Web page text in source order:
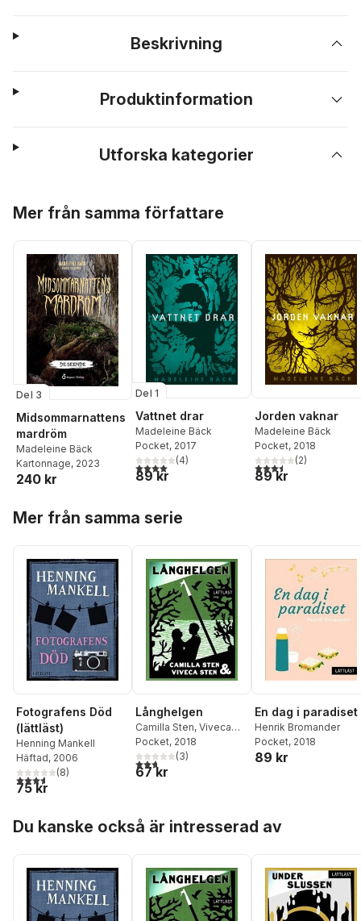
Beskrivning
Produktinformation
Utforska kategorier
Mer från samma författare
Del 3
Midsommarnattens
mardröm
Madeleine Bäck
Kartonnage, 2023
240 kr
Del 1
Vattnet drar
Madeleine Bäck
Pocket, 2017
4,0utav 5 stjärnor. Totalt antal röster:
(4)
89 kr
Jorden vaknar
Madeleine Bäck
Pocket, 2018
3,5utav 5 stjärnor.
(2)
89 kr
Mer från samma serie
Fotografens Död
(lättläst)
Henning Mankell
Häftad, 2006
3,6utav 5 stjärnor. Totalt antal röster:
(8)
75 kr
Långhelgen
Camilla Sten, Viveca
Sten
Pocket, 2018
2,7utav 5 stjärnor. Totalt antal röster:
(3)
67 kr
En dag i paradiset
Henrik Bromander
Pocket, 2018
89 kr
Du kanske också är intresserad av